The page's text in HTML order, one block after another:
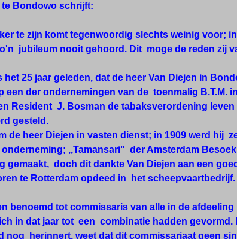
Bondowo schrijft:
te zijn komt tegenwoordig slechts weinig voor;
jubileum nooit gehoord. Dit moge de reden zij
het 25 jaar geleden, dat de heer Van Diejen in
een der ondernemingen van de toenmalig B.T.M.
Resident J. Bosman de tabaksverordening
gesteld.
de heer Diejen in vasten dienst; in 1909 werd hij
,,Tamansari" der Amsterdam
gemaakt, doch dit dankte Van Diejen aan een
te Rotterdam opdeed in het scheepvaartbedrijf.
benoemd tot commissaris van alle in de
in dat jaar tot een combinatie hadden gevormd.
nog herinnert, weet dat dit commissariaat geen